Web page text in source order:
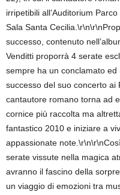
irripetibili all’Auditorium
Sala Santa
successo, contenuto
Venditti proporrà 4 serate
sempre ha un conclamato
successo del suo concerto
cantautore romano torna ad
cornice più raccolta ma
fantastico 2010 e iniziare a
appassionate
serate vissute nella magica
avranno il fascino della
un viaggio di emozioni tra